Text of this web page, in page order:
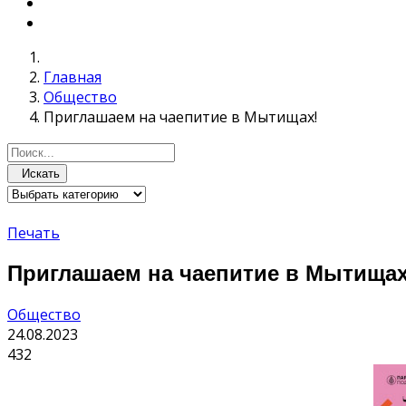
Главная
Общество
Приглашаем на чаепитие в Мытищах!
Искать
Печать
Приглашаем на чаепитие в
Общество
24.08.2023
432